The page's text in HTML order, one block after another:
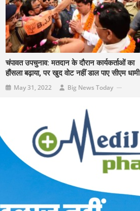
चंपावत उपचुनाव: मतदान के दौरान कार्यकर्ताओं का
हौंसला बढ़ाया, पर खुद वोट नहीं डाल पाए सीएम धामी
May 31, 2022 Big News Today